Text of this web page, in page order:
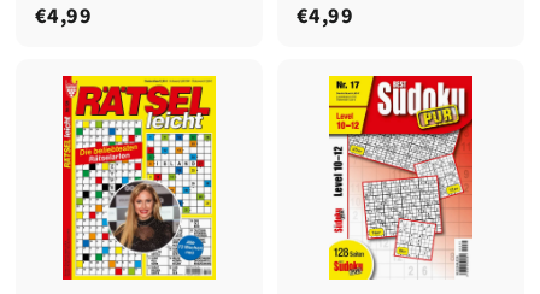
€4,99
,
9
9
€4,99
,
9
9